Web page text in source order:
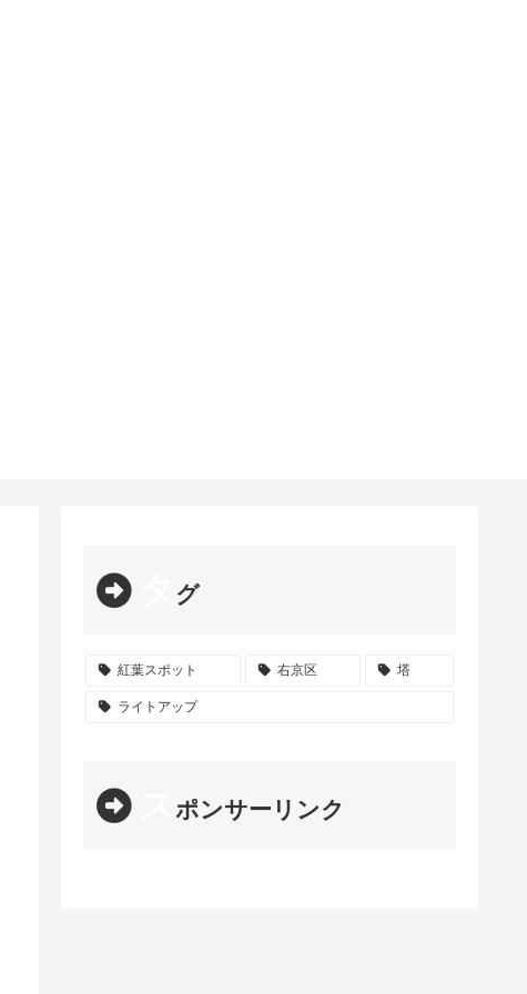
グ
紅葉スポット 右京区 塔
ライトアップ
ポンサーリンク